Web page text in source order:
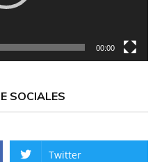
00:00
SOCIALES
Twitter